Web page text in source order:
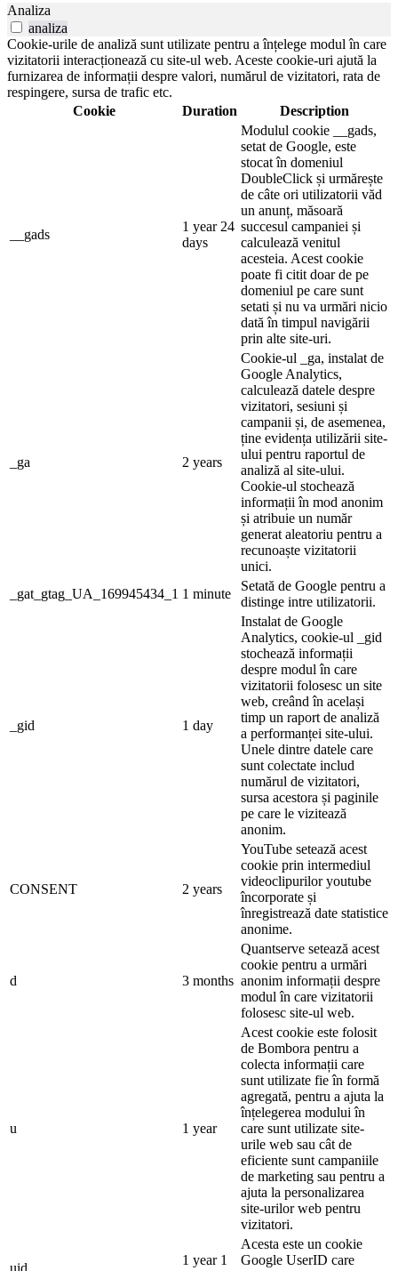
Analiza
analiza
Cookie-urile de analiză sunt utilizate pentru a înțelege modul în care
vizitatorii interacționează cu site-ul web. Aceste cookie-uri ajută la
furnizarea de informații despre valori, numărul de vizitatori, rata de
respingere, sursa de trafic etc.
Cookie
Duration Description
__gads
1 year 24
days
Modulul cookie __gads,
setat de Google, este
stocat în domeniul
DoubleClick și urmărește
de câte ori utilizatorii văd
un anunț, măsoară
succesul campaniei și
calculează venitul
acesteia. Acest cookie
poate fi citit doar de pe
domeniul pe care sunt
setati și nu va urmări nicio
dată în timpul navigării
prin alte site-uri.
_ga 2 years
Cookie-ul _ga, instalat de
Google Analytics,
calculează datele despre
vizitatori, sesiuni și
campanii și, de asemenea,
ține evidența utilizării site-
ului pentru raportul de
analiză al site-ului.
Cookie-ul stochează
informații în mod anonim
și atribuie un număr
generat aleatoriu pentru a
recunoaște vizitatorii
unici.
_gat_gtag_UA_169945434_1 1 minute
Setată de Google pentru a
distinge intre utilizatorii.
_gid 1 day
Instalat de Google
Analytics, cookie-ul _gid
stochează informații
despre modul în care
vizitatorii folosesc un site
web, creând în același
timp un raport de analiză
a performanței site-ului.
Unele dintre datele care
sunt colectate includ
numărul de vizitatori,
sursa acestora și paginile
pe care le vizitează
anonim.
CONSENT 2 years
YouTube setează acest
cookie prin intermediul
videoclipurilor youtube
încorporate și
înregistrează date statistice
anonime.
d 3 months
Quantserve setează acest
cookie pentru a urmări
anonim informații despre
modul în care vizitatorii
folosesc site-ul web.
u 1 year
Acest cookie este folosit
de Bombora pentru a
colecta informații care
sunt utilizate fie în formă
agregată, pentru a ajuta la
înțelegerea modului în
care sunt utilizate site-
urile web sau cât de
eficiente sunt campaniile
de marketing sau pentru a
ajuta la personalizarea
site-urilor web pentru
vizitatori.
uid
1 year 1
Acesta este un cookie
Google UserID care